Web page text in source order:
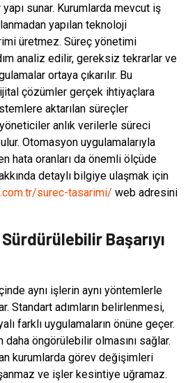
sunar. Kurumlarda mevcut iş
yapılan teknoloji
üretmez. Süreç yönetimi
analiz edilir, gereksiz tekrarlar ve
ortaya çıkarılır. Bu
çözümler gerçek ihtiyaçlara
aktarılan süreçler
anlık verilerle süreci
Otomasyon uygulamalarıyla
hata oranları da önemli ölçüde
detaylı bilgiye ulaşmak için
surec-tasarimi/ web adresini
Başarıyı
aynı işlerin aynı yöntemlerle
Standart adımların belirlenmesi,
farklı uygulamaların önüne geçer.
daha öngörülebilir olmasını sağlar.
kurumlarda görev değişimleri
ve işler kesintiye uğramaz.